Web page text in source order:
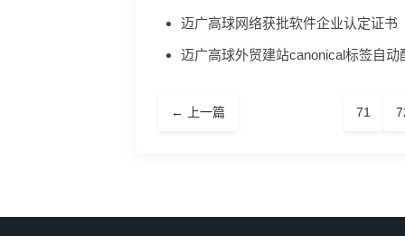
迈广高球网络获批软件企业认定证书
迈广高球外贸建站canonical标签自动
← 上一篇 71